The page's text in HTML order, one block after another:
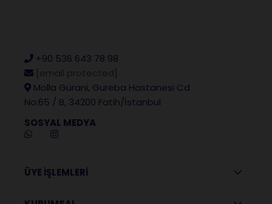
+90 536 643 78 98
Molla Gürani, Gureba Hastanesi Cd
No:65 / B, 34200 Fatih/İstanbul
SOSYAL MEDYA
ÜYE İŞLEMLERİ